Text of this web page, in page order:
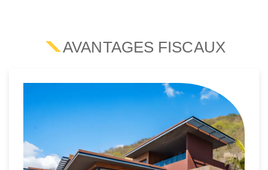
AVANTAGES FISCAUX